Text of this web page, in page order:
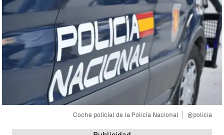
Coche policial de la Policía Nacional @policia